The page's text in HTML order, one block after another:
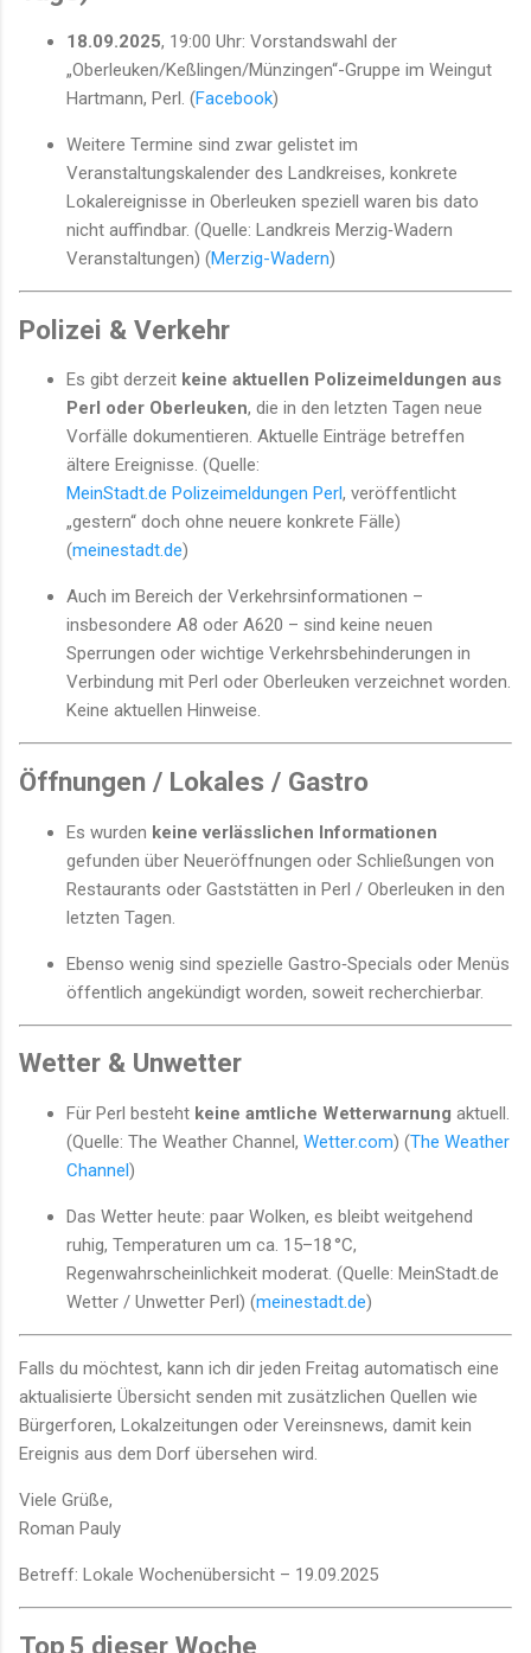
18.09.2025, 19:00 Uhr: Vorstandswahl der
„Oberleuken/Keßlingen/Münzingen“-Gruppe im Weingut
Hartmann, Perl. (Facebook)
Weitere Termine sind zwar gelistet im
Veranstaltungskalender des Landkreises, konkrete
Lokalereignisse in Oberleuken speziell waren bis dato
nicht auffindbar. (Quelle: Landkreis Merzig‑Wadern
Veranstaltungen) (Merzig-Wadern)
Polizei & Verkehr
Es gibt derzeit keine aktuellen Polizeimeldungen aus
Perl oder Oberleuken, die in den letzten Tagen neue
Vorfälle dokumentieren. Aktuelle Einträge betreffen
ältere Ereignisse. (Quelle:
MeinStadt.de Polizeimeldungen Perl, veröffentlicht
„gestern“ doch ohne neuere konkrete Fälle)
(meinestadt.de)
Auch im Bereich der Verkehrsinformationen –
insbesondere A8 oder A620 – sind keine neuen
Sperrungen oder wichtige Verkehrsbehinderungen in
Verbindung mit Perl oder Oberleuken verzeichnet worden.
Keine aktuellen Hinweise.
Öffnungen / Lokales / Gastro
Es wurden keine verlässlichen Informationen
gefunden über Neueröffnungen oder Schließungen von
Restaurants oder Gaststätten in Perl / Oberleuken in den
letzten Tagen.
Ebenso wenig sind spezielle Gastro‑Specials oder Menüs
öffentlich angekündigt worden, soweit recherchierbar.
Wetter & Unwetter
Für Perl besteht keine amtliche Wetterwarnung aktuell.
(Quelle: The Weather Channel, Wetter.com) (The Weather
Channel)
Das Wetter heute: paar Wolken, es bleibt weitgehend
ruhig, Temperaturen um ca. 15–18 °C,
Regenwahrscheinlichkeit moderat. (Quelle: MeinStadt.de
Wetter / Unwetter Perl) (meinestadt.de)
Falls du möchtest, kann ich dir jeden Freitag automatisch eine
aktualisierte Übersicht senden mit zusätzlichen Quellen wie
Bürgerforen, Lokalzeitungen oder Vereinsnews, damit kein
Ereignis aus dem Dorf übersehen wird.
Viele Grüße,
Roman Pauly
Betreff: Lokale Wochenübersicht – 19.09.2025
Top 5 dieser Woche